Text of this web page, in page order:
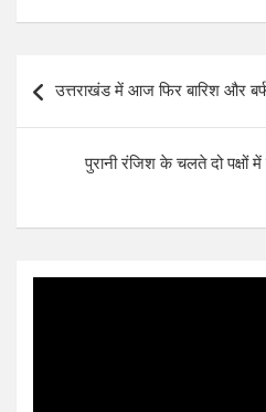
navigation
उत्तराखंड में आज फिर बारिश और
पुरानी रंजिश के चलते दो